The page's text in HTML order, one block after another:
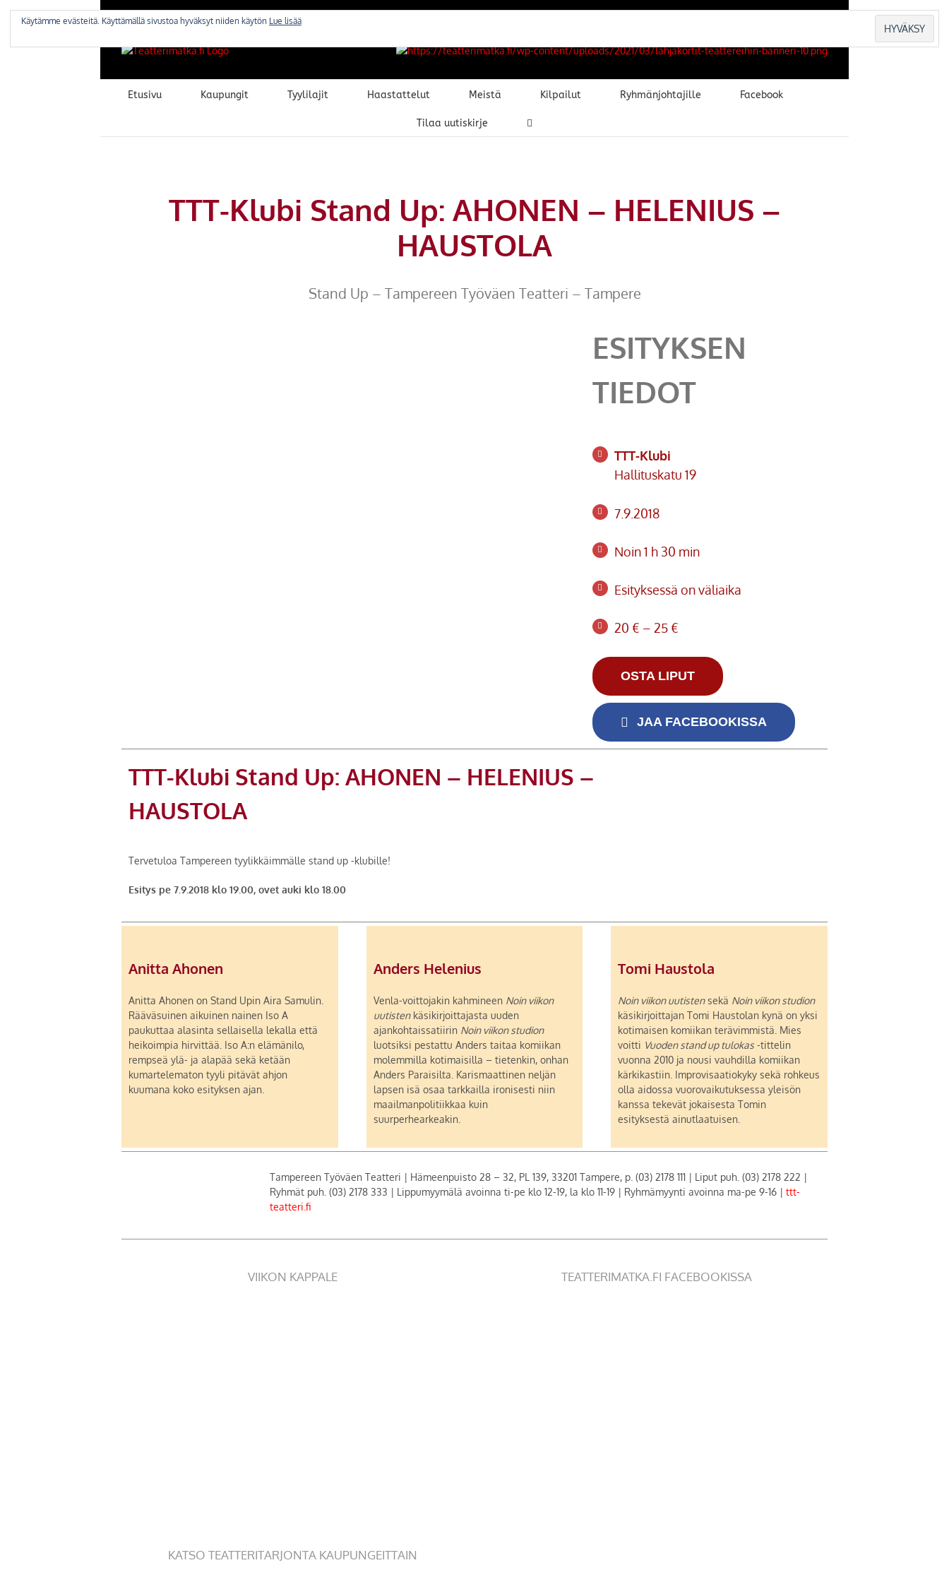
Etusivu Kaupungit Tyylilajit Haastattelut Meistä Kilpailut Ryhmänjohtajille Facebook
Tilaa uutiskirje
TTT-Klubi Stand Up: AHONEN – HELENIUS –
HAUSTOLA
Stand Up – Tampereen Työväen Teatteri – Tampere
ESITYKSEN
TIEDOT
TTT-Klubi
Hallituskatu 19
7.9.2018
Noin 1 h 30 min
Esityksessä on väliaika
20 € – 25 €
OSTA LIPUT
JAA FACEBOOKISSA
TTT-Klubi Stand Up: AHONEN – HELENIUS –
HAUSTOLA
Tervetuloa Tampereen tyylikkäimmälle stand up -klubille!
Esitys pe 7.9.2018 klo 19.00, ovet auki klo 18.00
Anitta Ahonen
Anitta Ahonen on Stand Upin Aira Samulin.
Rääväsuinen aikuinen nainen Iso A
paukuttaa alasinta sellaisella lekalla että
heikoimpia hirvittää. Iso A:n elämänilo,
rempseä ylä- ja alapää sekä ketään
kumartelematon tyyli pitävät ahjon
kuumana koko esityksen ajan.
Anders Helenius
Venla-voittojakin kahmineen Noin viikon
uutistenkäsikirjoittajasta uuden
ajankohtaissatiirin Noin viikon studion
luotsiksi pestattu Anders taitaa komiikan
molemmilla kotimaisilla – tietenkin, onhan
Anders Paraisilta. Karismaattinen neljän
lapsen isä osaa tarkkailla ironisesti niin
maailmanpolitiikkaa kuin
suurperhearkeakin.
Tomi Haustola
Noin viikon uutistensekä Noin viikon studion
käsikirjoittajan Tomi Haustolan kynä on yksi
kotimaisen komiikan terävimmistä. Mies
voitti Vuoden stand up tulokas -tittelin
vuonna 2010 ja nousi vauhdilla komiikan
kärkikastiin. Improvisaatiokyky sekä rohkeus
olla aidossa vuorovaikutuksessa yleisön
kanssa tekevät jokaisesta Tomin
esityksestä ainutlaatuisen.
Tampereen Työväen Teatteri | Hämeenpuisto 28 – 32, PL 139, 33201 Tampere, p. (03) 2178 111 | Liput puh. (03) 2178 222 |
Ryhmät puh. (03) 2178 333 | Lippumyymälä avoinna ti-pe klo 12-19, la klo 11-19 | Ryhmämyynti avoinna ma-pe 9-16 | ttt-
teatteri.fi
VIIKON KAPPALE
KATSO TEATTERITARJONTA KAUPUNGEITTAIN
TEATTERIMATKA.FI FACEBOOKISSA
Käytämme evästeitä. Käyttämällä sivustoa hyväksyt niiden käytön Lue lisää